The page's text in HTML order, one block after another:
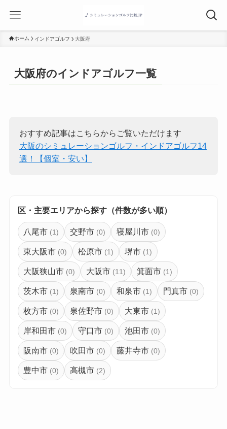
ホーム インドアゴルフ 大阪府
大阪府のインドアゴルフ一覧
おすすめ記事はこちらからご覧いただけます
大阪のシミュレーションゴルフ・インドアゴルフ14
選！【個室・安い】
区・主要エリアから探す（件数が多い順）
八尾市 (1) 交野市 (0) 寝屋川市 (0)
東大阪市 (0) 松原市 (1) 堺市 (1)
大阪狭山市 (0) 大阪市 (11) 箕面市 (1)
茨木市 (1) 泉南市 (0) 和泉市 (1) 門真市 (0)
枚方市 (0) 泉佐野市 (0) 大東市 (1)
岸和田市 (0) 守口市 (0) 池田市 (0)
阪南市 (0) 吹田市 (0) 藤井寺市 (0)
豊中市 (0) 高槻市 (2)